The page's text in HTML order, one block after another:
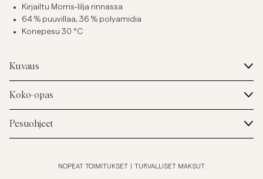
Kirjailtu Morris-lilja rinnassa
64 % puuvillaa, 36 % polyamidia
Konepesu 30 °C
Kuvaus
Koko-opas
Pesuohjeet
NOPEAT TOIMITUKSET TURVALLISET MAKSUT